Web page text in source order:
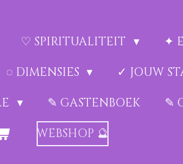
♡ SPIRITUALITEIT
✦
◌ DIMENSIES
✓ JOUW
✎ GASTENBOEK
✎
WEBSHOP 🔮